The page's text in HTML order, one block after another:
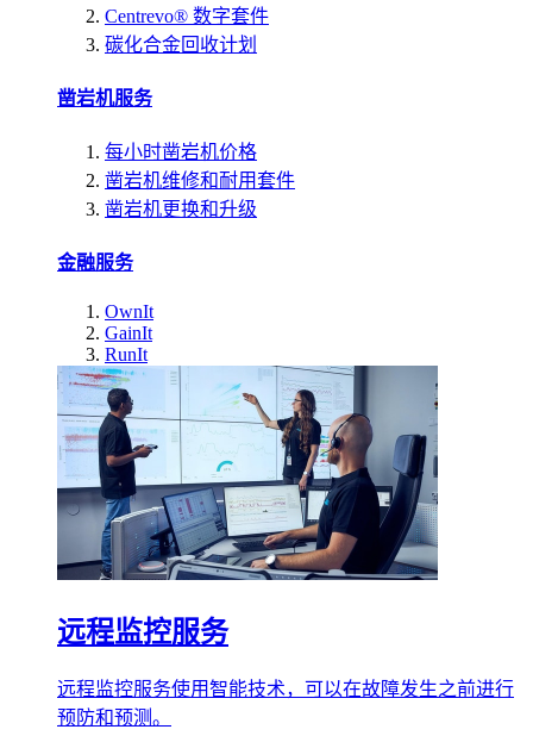
Centrevo® 数字套件
碳化合金回收计划
凿岩机服务
每小时凿岩机价格
凿岩机维修和耐用套件
凿岩机更换和升级
金融服务
OwnIt
GainIt
RunIt
远程监控服务
远程监控服务使用智能技术，可以在故障发生之前进行
预防和预测。